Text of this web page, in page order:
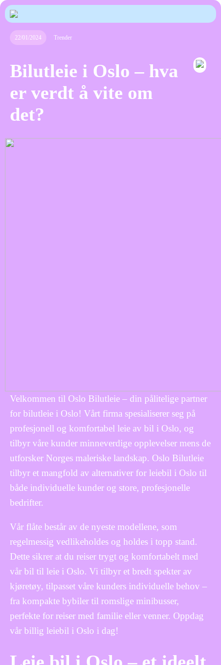
22/01/2024 Trender
Bilutleie i Oslo – hva
er verdt å vite om
det?
Velkommen til Oslo Bilutleie – din pålitelige partner
for bilutleie i Oslo! Vårt firma spesialiserer seg på
profesjonell og komfortabel leie av bil i Oslo, og
tilbyr våre kunder minneverdige opplevelser mens de
utforsker Norges maleriske landskap. Oslo Bilutleie
tilbyr et mangfold av alternativer for leiebil i Oslo til
både individuelle kunder og store, profesjonelle
bedrifter.
Vår flåte består av de nyeste modellene, som
regelmessig vedlikeholdes og holdes i topp stand.
Dette sikrer at du reiser trygt og komfortabelt med
vår bil til leie i Oslo. Vi tilbyr et bredt spekter av
kjøretøy, tilpasset våre kunders individuelle behov –
fra kompakte bybiler til romslige minibusser,
perfekte for reiser med familie eller venner. Oppdag
vår billig leiebil i Oslo i dag!